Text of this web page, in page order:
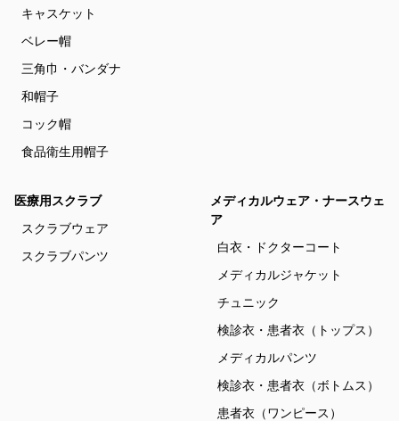
キャスケット
ベレー帽
三角巾・バンダナ
和帽子
コック帽
食品衛生用帽子
医療用スクラブ
スクラブウェア
スクラブパンツ
メディカルウェア・ナースウェ
ア
白衣・ドクターコート
メディカルジャケット
チュニック
検診衣・患者衣（トップス）
メディカルパンツ
検診衣・患者衣（ボトムス）
患者衣（ワンピース）